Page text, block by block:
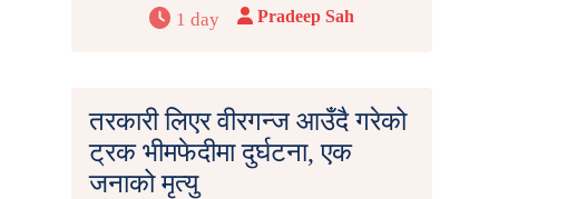
1 day Pradeep Sah
तरकारी लिएर वीरगन्ज आउँदै गरेको
ट्रक भीमफेदीमा दुर्घटना, एक
जनाको मृत्यु